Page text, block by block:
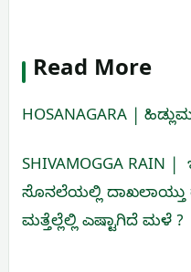
Read More
HOSANAGARA |
SHIVAMOGGA RAIN
ಸೊನಲೆಯಲ್ಲಿ ದಾಖಲಾಯ್ತು
ಮತ್ತೆಲ್ಲೆಲ್ಲಿ ಎಷ್ಟಾಗಿದೆ ಮಳೆ ?